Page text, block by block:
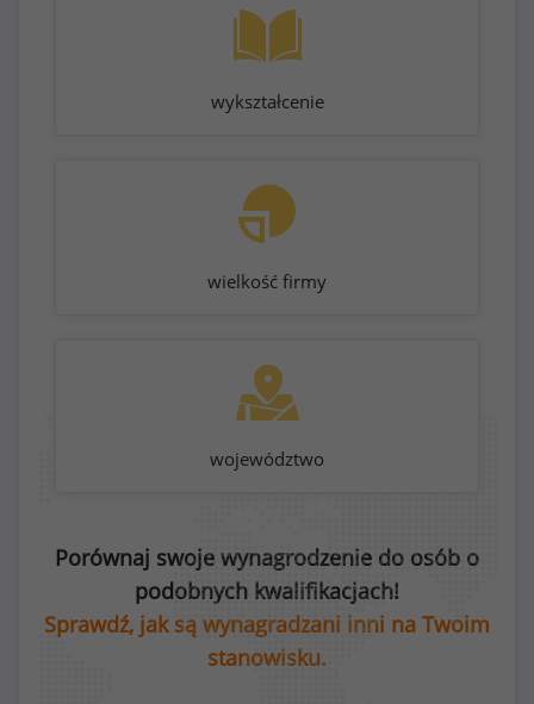
wykształcenie
wielkość firmy
województwo
Porównaj swoje wynagrodzenie do osób o
podobnych kwalifikacjach!
Sprawdź, jak są wynagradzani inni na Twoim
stanowisku.